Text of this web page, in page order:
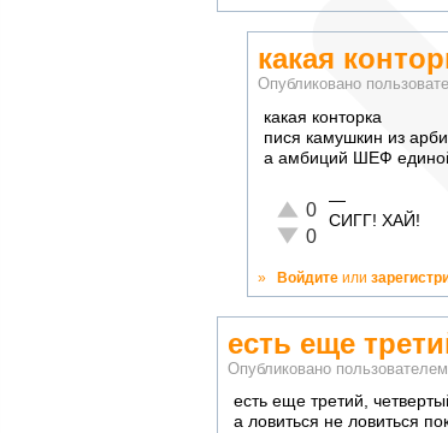
какая
Опубликовано
какая конторка
пися камушкин из
а амбиций ШЕФ
Отлично!
0
Неадекватно!
0
—
СИГГ! ХАЙ!
» Войдите или
есть еще
Опубликовано пользователем
есть еще третий,
а ловиться не ловиться